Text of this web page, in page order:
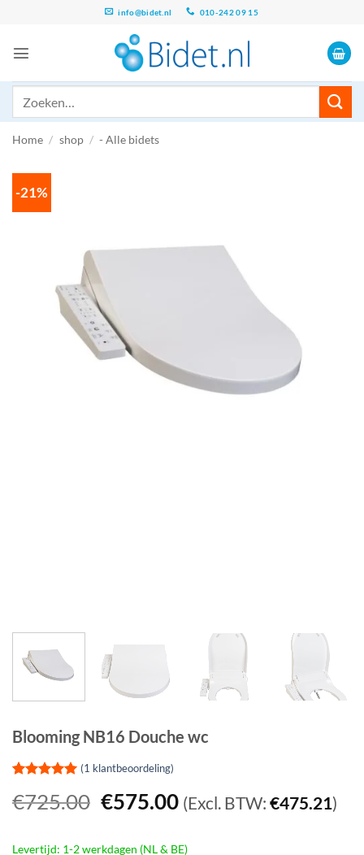
inhoud
info@bidet.nl 010-242 09 15
Home / shop / - Alle bidets
-21%
Blooming NB16 Douche wc
5op 5
gebaseerd
(1 klantbeoordeling)
€725.00 Oorspronkelijke
was:
€575.00Huidige
is:
(Excl. BTW: €475.21)
Levertijd: 1-2 werkdagen (NL & BE)